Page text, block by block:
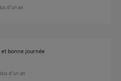
d'un an
et bonne journée
d'un an